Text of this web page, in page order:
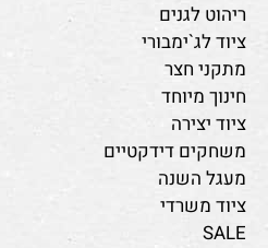
ריהוט לגנים
ציוד לג`ימבורי
מתקני חצר
חינוך מיוחד
ציוד יצירה
משחקים דידקטיים
מעגל השנה
ציוד משרדי
SALE